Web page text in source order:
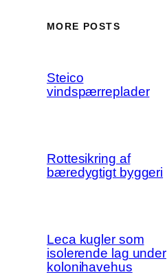
MORE POSTS
Steico
vindspærreplader
Rottesikring af
bæredygtigt byggeri
Leca kugler som
isolerende lag under
kolonihavehus